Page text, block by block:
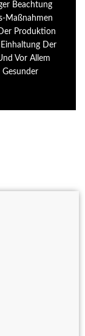
Beachtung
Maßnahmen
Produktion
Der
Vor Allem